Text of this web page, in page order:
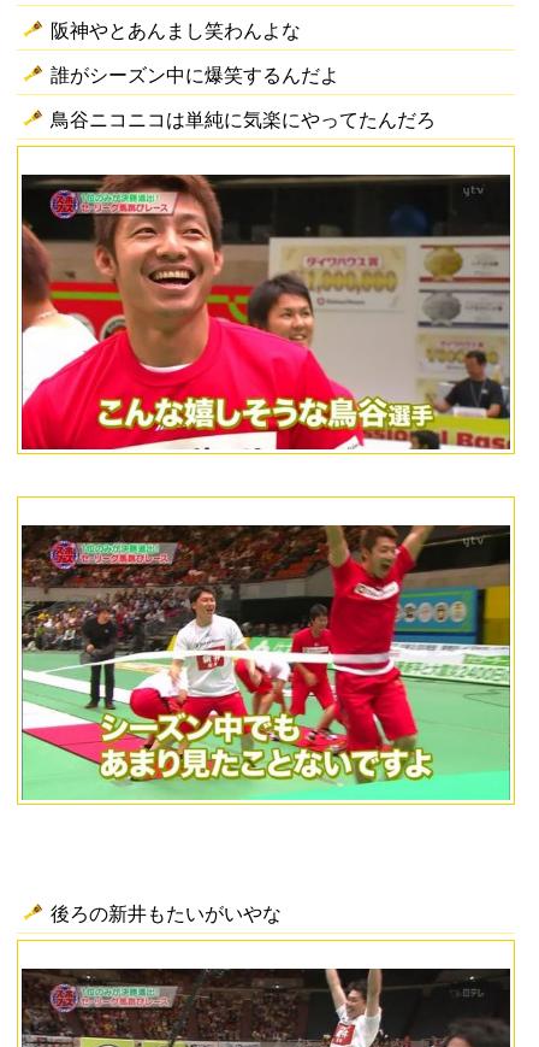
阪神やとあんまし笑わんよな
誰がシーズン中に爆笑するんだよ
鳥谷ニコニコは単純に気楽にやってたんだろ
後ろの新井もたいがいやな